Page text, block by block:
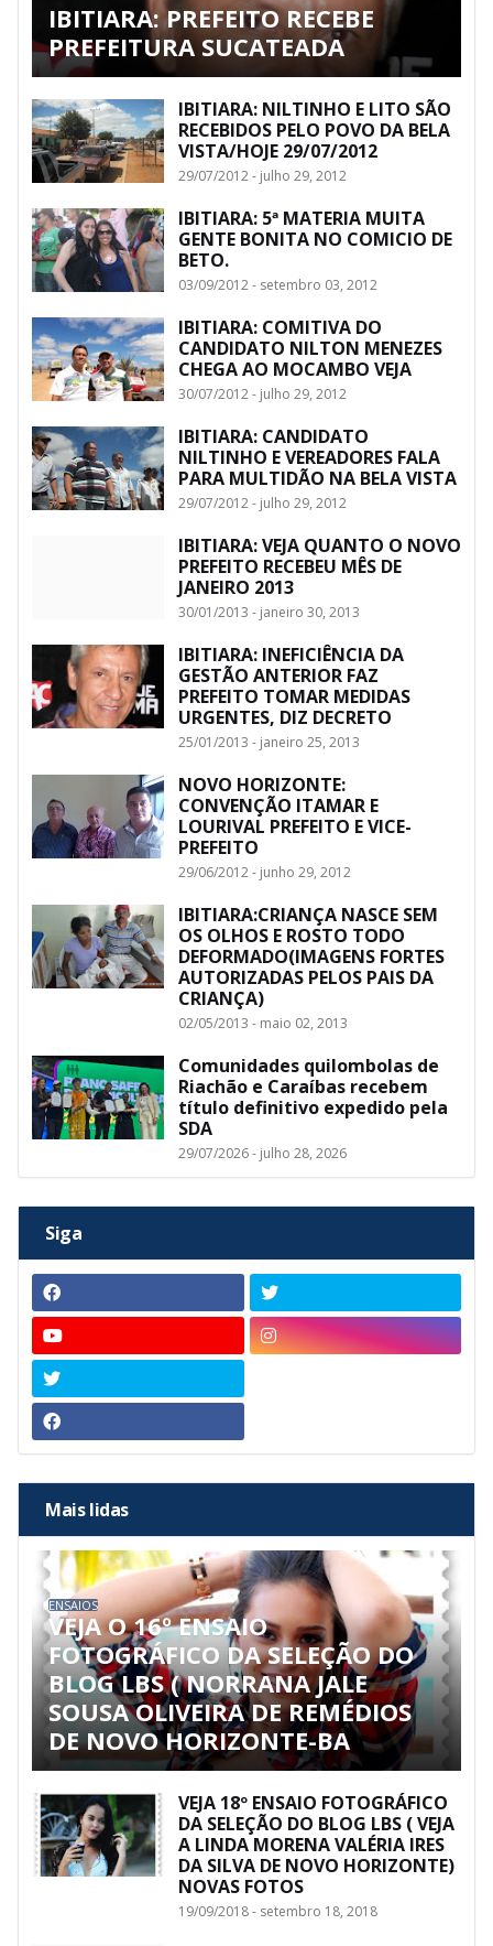
IBITIARA: PREFEITO RECEBE
PREFEITURA SUCATEADA
IBITIARA: NILTINHO E LITO SÃO
RECEBIDOS PELO POVO DA BELA
VISTA/HOJE 29/07/2012
29/07/2012 - julho 29, 2012
IBITIARA: 5ª MATERIA MUITA
GENTE BONITA NO COMICIO DE
BETO.
03/09/2012 - setembro 03, 2012
IBITIARA: COMITIVA DO
CANDIDATO NILTON MENEZES
CHEGA AO MOCAMBO VEJA
30/07/2012 - julho 29, 2012
IBITIARA: CANDIDATO
NILTINHO E VEREADORES FALA
PARA MULTIDÃO NA BELA VISTA
29/07/2012 - julho 29, 2012
IBITIARA: VEJA QUANTO O NOVO
PREFEITO RECEBEU MÊS DE
JANEIRO 2013
30/01/2013 - janeiro 30, 2013
IBITIARA: INEFICIÊNCIA DA
GESTÃO ANTERIOR FAZ
PREFEITO TOMAR MEDIDAS
URGENTES, DIZ DECRETO
25/01/2013 - janeiro 25, 2013
NOVO HORIZONTE:
CONVENÇÃO ITAMAR E
LOURIVAL PREFEITO E VICE-
PREFEITO
29/06/2012 - junho 29, 2012
IBITIARA:CRIANÇA NASCE SEM
OS OLHOS E ROSTO TODO
DEFORMADO(IMAGENS FORTES
AUTORIZADAS PELOS PAIS DA
CRIANÇA)
02/05/2013 - maio 02, 2013
Comunidades quilombolas de
Riachão e Caraíbas recebem
título definitivo expedido pela
SDA
29/07/2026 - julho 28, 2026
Siga
Mais lidas
ENSAIOS
VEJA O 16º ENSAIO
FOTOGRÁFICO DA SELEÇÃO DO
BLOG LBS ( NORRANA JALE
SOUSA OLIVEIRA DE REMÉDIOS
DE NOVO HORIZONTE-BA
VEJA 18º ENSAIO FOTOGRÁFICO
DA SELEÇÃO DO BLOG LBS ( VEJA
A LINDA MORENA VALÉRIA IRES
DA SILVA DE NOVO HORIZONTE)
NOVAS FOTOS
19/09/2018 - setembro 18, 2018